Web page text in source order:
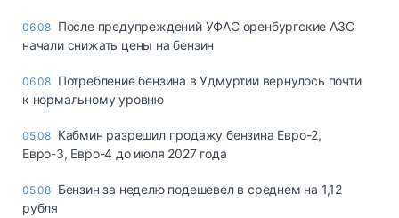
06.08 После предупреждений УФАС оренбургские АЗС
начали снижать цены на бензин
06.08 Потребление бензина в Удмуртии вернулось почти
к нормальному уровню
05.08 Кабмин разрешил продажу бензина Евро-2,
Евро-3, Евро-4 до июля 2027 года
05.08 Бензин за неделю подешевел в среднем на 1,12
рубля